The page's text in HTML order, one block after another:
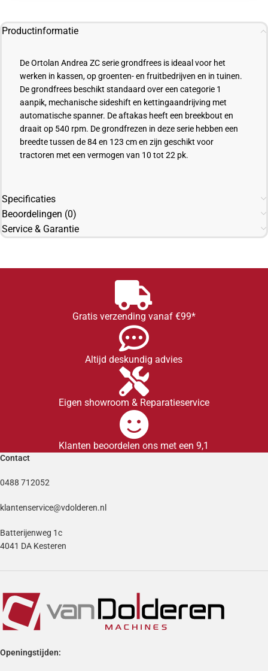
Productinformatie
DeOrtolan Andrea ZC serie grondfrees is ideaal voor het
werken in kassen, op groenten- en fruitbedrijven en in tuinen.
De grondfrees beschikt standaard over een categorie 1
aanpik, mechanische sideshift en kettingaandrijving met
automatische spanner. Deaftakas heeft een breekbout en
draait op 540 rpm. De grondfrezen in deze serie hebben een
breedte tussen de 84 en 123 cm en zijn geschikt voor
tractoren met een vermogen van 10 tot 22 pk.
Specificaties
Beoordelingen (0)
Service & Garantie
Gratis verzending vanaf €99*
Altijd deskundig advies
Eigen showroom & Reparatieservice
Klanten beoordelen ons met een 9,1
Contact
0488 712052
klantenservice@vdolderen.nl
Batterijenweg 1c
4041 DA Kesteren
Openingstijden: